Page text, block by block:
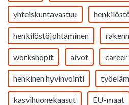
yhteiskuntavastuu
henkilöstöjohtaminen
workshopit aivot
henkinen hyvinvointi
kasvihuonekaasut EU-maat